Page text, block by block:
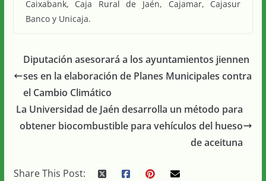
Caixabank, Caja Rural de Jaén, Cajamar, Cajasur
Banco y Unicaja.
Diputación asesorará a los ayuntamientos jiennen
ses en la elaboración de Planes Municipales contra
el Cambio Climático
La Universidad de Jaén desarrolla un método para
obtener biocombustible para vehículos del hueso
de aceituna
Share This Post: